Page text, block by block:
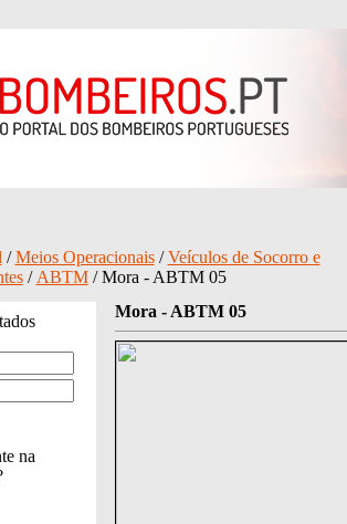
/Meios Operacionais/Veículos de Socorro e
/ ABTM/ Mora - ABTM 05
na
Mora - ABTM 05